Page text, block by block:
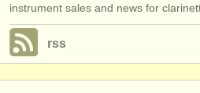
instrument sales and news for
rss